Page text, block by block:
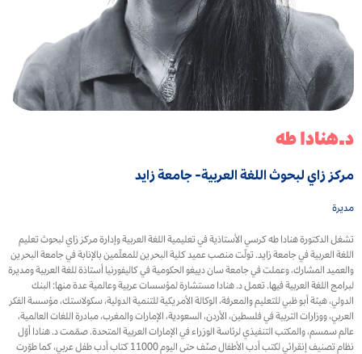
د.هنادا طه
مركز زاي لبحوث اللغة العربية- جامعة زايد
مديرة
تشغل الدكتورة هنادا طه كرسي الأستاذية في تعليمية اللغة العربية وإدارة مركز زاي لبحوث تعليم
اللغة العربية في جامعة زايد. تولّت منصب عميد كلية البحرين للمعلّمين بالإنابة في جامعة البحرين
والعميد المشارك، وعملت في جامعة سان دييغو الحكومية في كاليفورنيا أستاذة للغة العربية ومديرة
لبرامج اللغة العربية فيها. تعمل د. هنادا مستشارة لمؤسسات عربية وعالمية عدة منها: البنك
الدولي، هيئة أبو ظبي للتعليم والمعرفة، الوكالة الأمريكية للتنمية الدولية، سكولاستك، مؤسسة الفكر
العربي، ووزارات التربية في فلسطين، الأردن، السعودية، الإمارات والمغرب، مبادرة اللغات العالمية،
عالم سمسم، والمكتب التنفيذي لرئاسة الوزراء في الإمارات العربية المتحدة. صمّمت د. هنادا أوّل
نظام تصنيف إنقرائي لكتب أدب الأطفال صنّف حتى اليوم 11000 كتاب أدب طفل عربي، كما طوّرت